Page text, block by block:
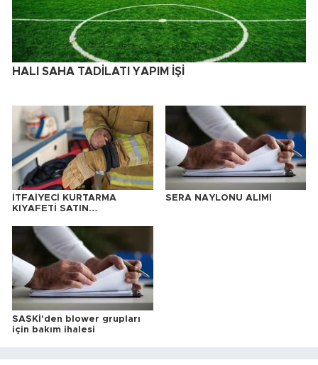
HALI SAHA TADİLATI YAPIM İŞİ
İTFAİYECİ KURTARMA
KIYAFETİ SATIN
SERA NAYLONU ALIMI
SASKİ'den blower grupları
için bakım ihalesi